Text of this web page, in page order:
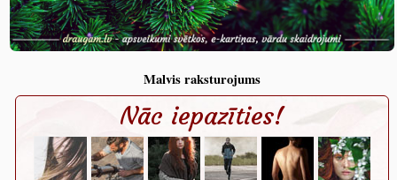
Malvis raksturojums
Nāc iepazīties!